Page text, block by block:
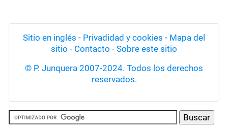
Sitio en inglés - Privadidad y cookies - Mapa del
sitio - Contacto - Sobre este sitio
© P. Junquera 2007-2024. Todos los derechos
reservados.